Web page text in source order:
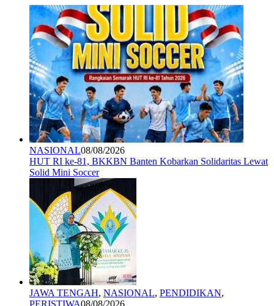
NASIONAL08/08/2026
HUT RI ke-81, BKKBN Banten Kobarkan Solidaritas Lewat
Solid Mini Soccer
JAWA TENGAH, NASIONAL, PENDIDIKAN,